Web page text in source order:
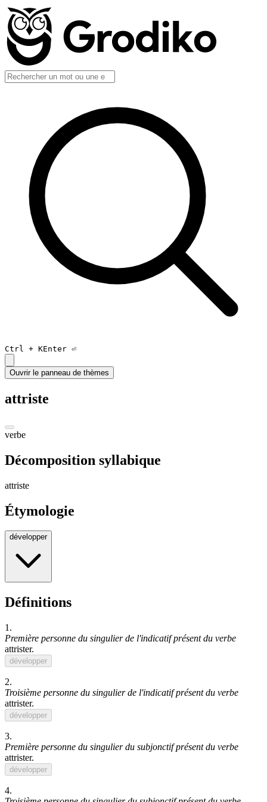
Ctrl + KEnter ⏎
Ouvrir le panneau de thèmes
attriste
verbe
Décomposition syllabique
attriste
Étymologie
développer
Définitions
1.
Première personne du singulier de l'indicatif présent du verbe
attrister.
développer
2.
Troisième personne du singulier de l'indicatif présent du verbe
attrister.
développer
3.
Première personne du singulier du subjonctif présent du verbe
attrister.
développer
4.